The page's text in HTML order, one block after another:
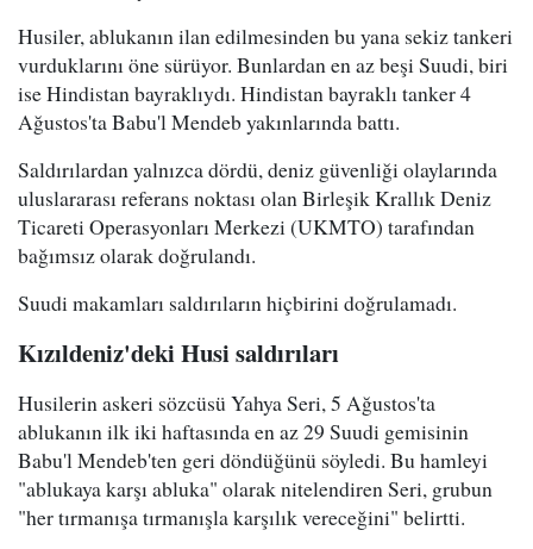
Husiler, ablukanın ilan edilmesinden bu yana sekiz tankeri
vurduklarını öne sürüyor. Bunlardan en az beşi Suudi, biri
ise Hindistan bayraklıydı. Hindistan bayraklı tanker 4
Ağustos'ta Babu'l Mendeb yakınlarında battı.
Saldırılardan yalnızca dördü, deniz güvenliği olaylarında
uluslararası referans noktası olan Birleşik Krallık Deniz
Ticareti Operasyonları Merkezi (UKMTO) tarafından
bağımsız olarak doğrulandı.
Suudi makamları saldırıların hiçbirini doğrulamadı.
Kızıldeniz'deki Husi saldırıları
Husilerin askeri sözcüsü Yahya Seri, 5 Ağustos'ta
ablukanın ilk iki haftasında en az 29 Suudi gemisinin
Babu'l Mendeb'ten geri döndüğünü söyledi. Bu hamleyi
"ablukaya karşı abluka" olarak nitelendiren Seri, grubun
"her tırmanışa tırmanışla karşılık vereceğini" belirtti.